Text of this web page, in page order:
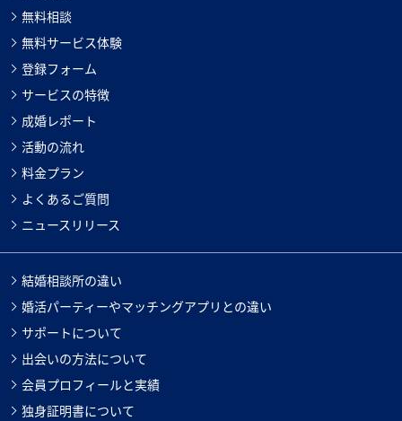
無料相談
無料サービス体験
登録フォーム
サービスの特徴
成婚レポート
活動の流れ
料金プラン
よくあるご質問
ニュースリリース
結婚相談所の違い
婚活パーティーやマッチングアプリとの違い
サポートについて
出会いの方法について
会員プロフィールと実績
独身証明書について